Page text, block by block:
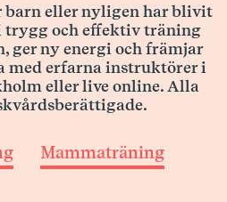
barn eller nyligen har blivit
trygg och effektiv träning
ger ny energi och främjar
med erfarna instruktörer i
eller live online. Alla
Mammaträning